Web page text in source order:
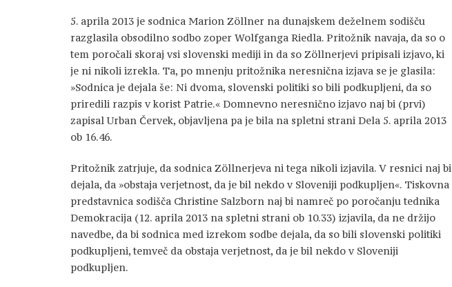
5. aprila 2013 je sodnica Marion Zöllner na dunajskem deželnem sodišču
razglasila obsodilno sodbo zoper Wolfganga Riedla. Pritožnik navaja, da so o
tem poročali skoraj vsi slovenski mediji in da so Zöllnerjevi pripisali izjavo, ki
je ni nikoli izrekla. Ta, po mnenju pritožnika neresnična izjava se je glasila:
»Sodnica je dejala še: Ni dvoma, slovenski politiki so bili podkupljeni, da so
priredili razpis v korist Patrie.« Domnevno neresnično izjavo naj bi (prvi)
zapisal Urban Červek, objavljena pa je bila na spletni strani Dela 5. aprila 2013
ob 16.46.
Pritožnik zatrjuje, da sodnica Zöllnerjeva ni tega nikoli izjavila. V resnici naj bi
dejala, da »obstaja verjetnost, da je bil nekdo v Sloveniji podkupljen«. Tiskovna
predstavnica sodišča Christine Salzborn naj bi namreč po poročanju tednika
Demokracija (12. aprila 2013 na spletni strani ob 10.33) izjavila, da ne držijo
navedbe, da bi sodnica med izrekom sodbe dejala, da so bili slovenski politiki
podkupljeni, temveč da obstaja verjetnost, da je bil nekdo v Sloveniji
podkupljen.